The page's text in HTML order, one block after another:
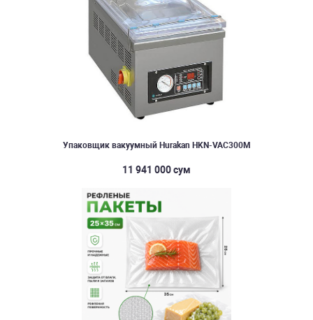
Упаковщик вакуумный Hurakan HKN-VAC300M
11 941 000 сум